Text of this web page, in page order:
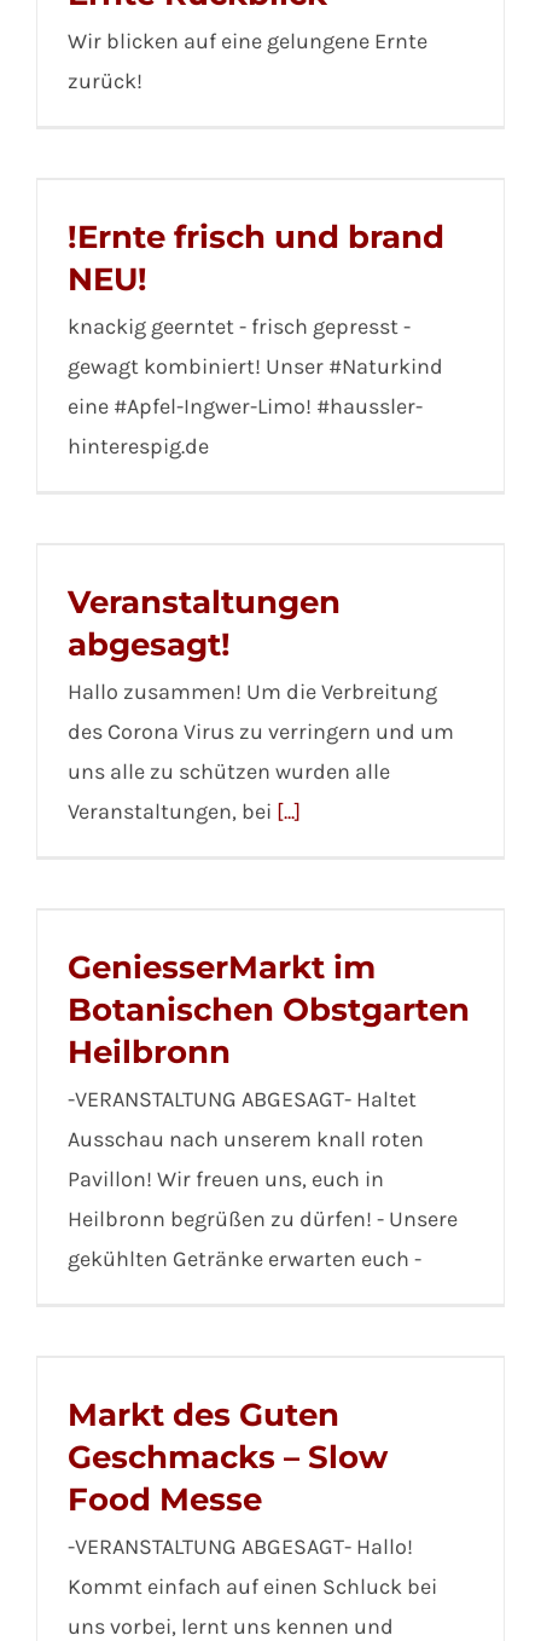
Wir blicken auf eine gelungene Ernte
zurück!
!Ernte frisch und brand
NEU!
knackig geerntet - frisch gepresst -
gewagt kombiniert! Unser #Naturkind
eine #Apfel-Ingwer-Limo! #haussler-
hinterespig.de
Veranstaltungen
abgesagt!
Hallo zusammen! Um die Verbreitung
des Corona Virus zu verringern und um
uns alle zu schützen wurden alle
Veranstaltungen, bei [...]
GeniesserMarkt im
Botanischen Obstgarten
Heilbronn
-VERANSTALTUNG ABGESAGT- Haltet
Ausschau nach unserem knall roten
Pavillon! Wir freuen uns, euch in
Heilbronn begrüßen zu dürfen! - Unsere
gekühlten Getränke erwarten euch -
Markt des Guten
Geschmacks – Slow
Food Messe
-VERANSTALTUNG ABGESAGT- Hallo!
Kommt einfach auf einen Schluck bei
uns vorbei, lernt uns kennen und